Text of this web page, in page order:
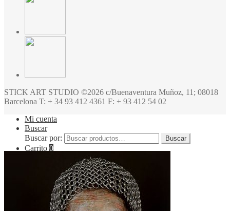
STICK ART STUDIO ©2026 c/Buenaventura Muñoz, 11; 08018
Barcelona T: + 34 93 412 4361 F: + 93 412 54 02
Mi cuenta
Buscar
Buscar por:
Buscar
Carrito 0